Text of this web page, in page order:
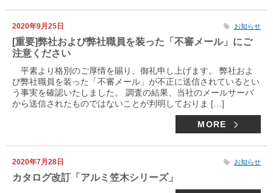
2020年9月25日 お知らせ
[重要]弊社および弊社職員を装った「不審メール」にご
注意ください
平素より格別のご厚情を賜り、御礼申し上げます。 弊社およ
び弊社職員を装った「不審メール」が不正に送信されているとい
う事実を確認いたしました。 調査の結果、当社のメールサーバ
から送信されたものではないことが判明しておりま […]
MORE
2020年7月28日 お知らせ
カタログ改訂「アルミ笠木シリーズ」